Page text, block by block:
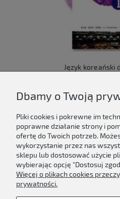
Język koreański
Do
Podaj swój adres e-mail,
informacje o
Dbamy o Twoją
Pliki cookies i pokrewne im
poprawne działanie strony i
ofertę do Twoich potrzeb.
wykorzystanie przez nas
sklepu lub dostosować użycie
wybierając opcję "Dostosuj
Więcej o plikach cookies
prywatności.